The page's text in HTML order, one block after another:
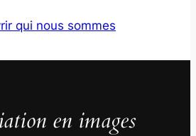
qui nous sommes
en images